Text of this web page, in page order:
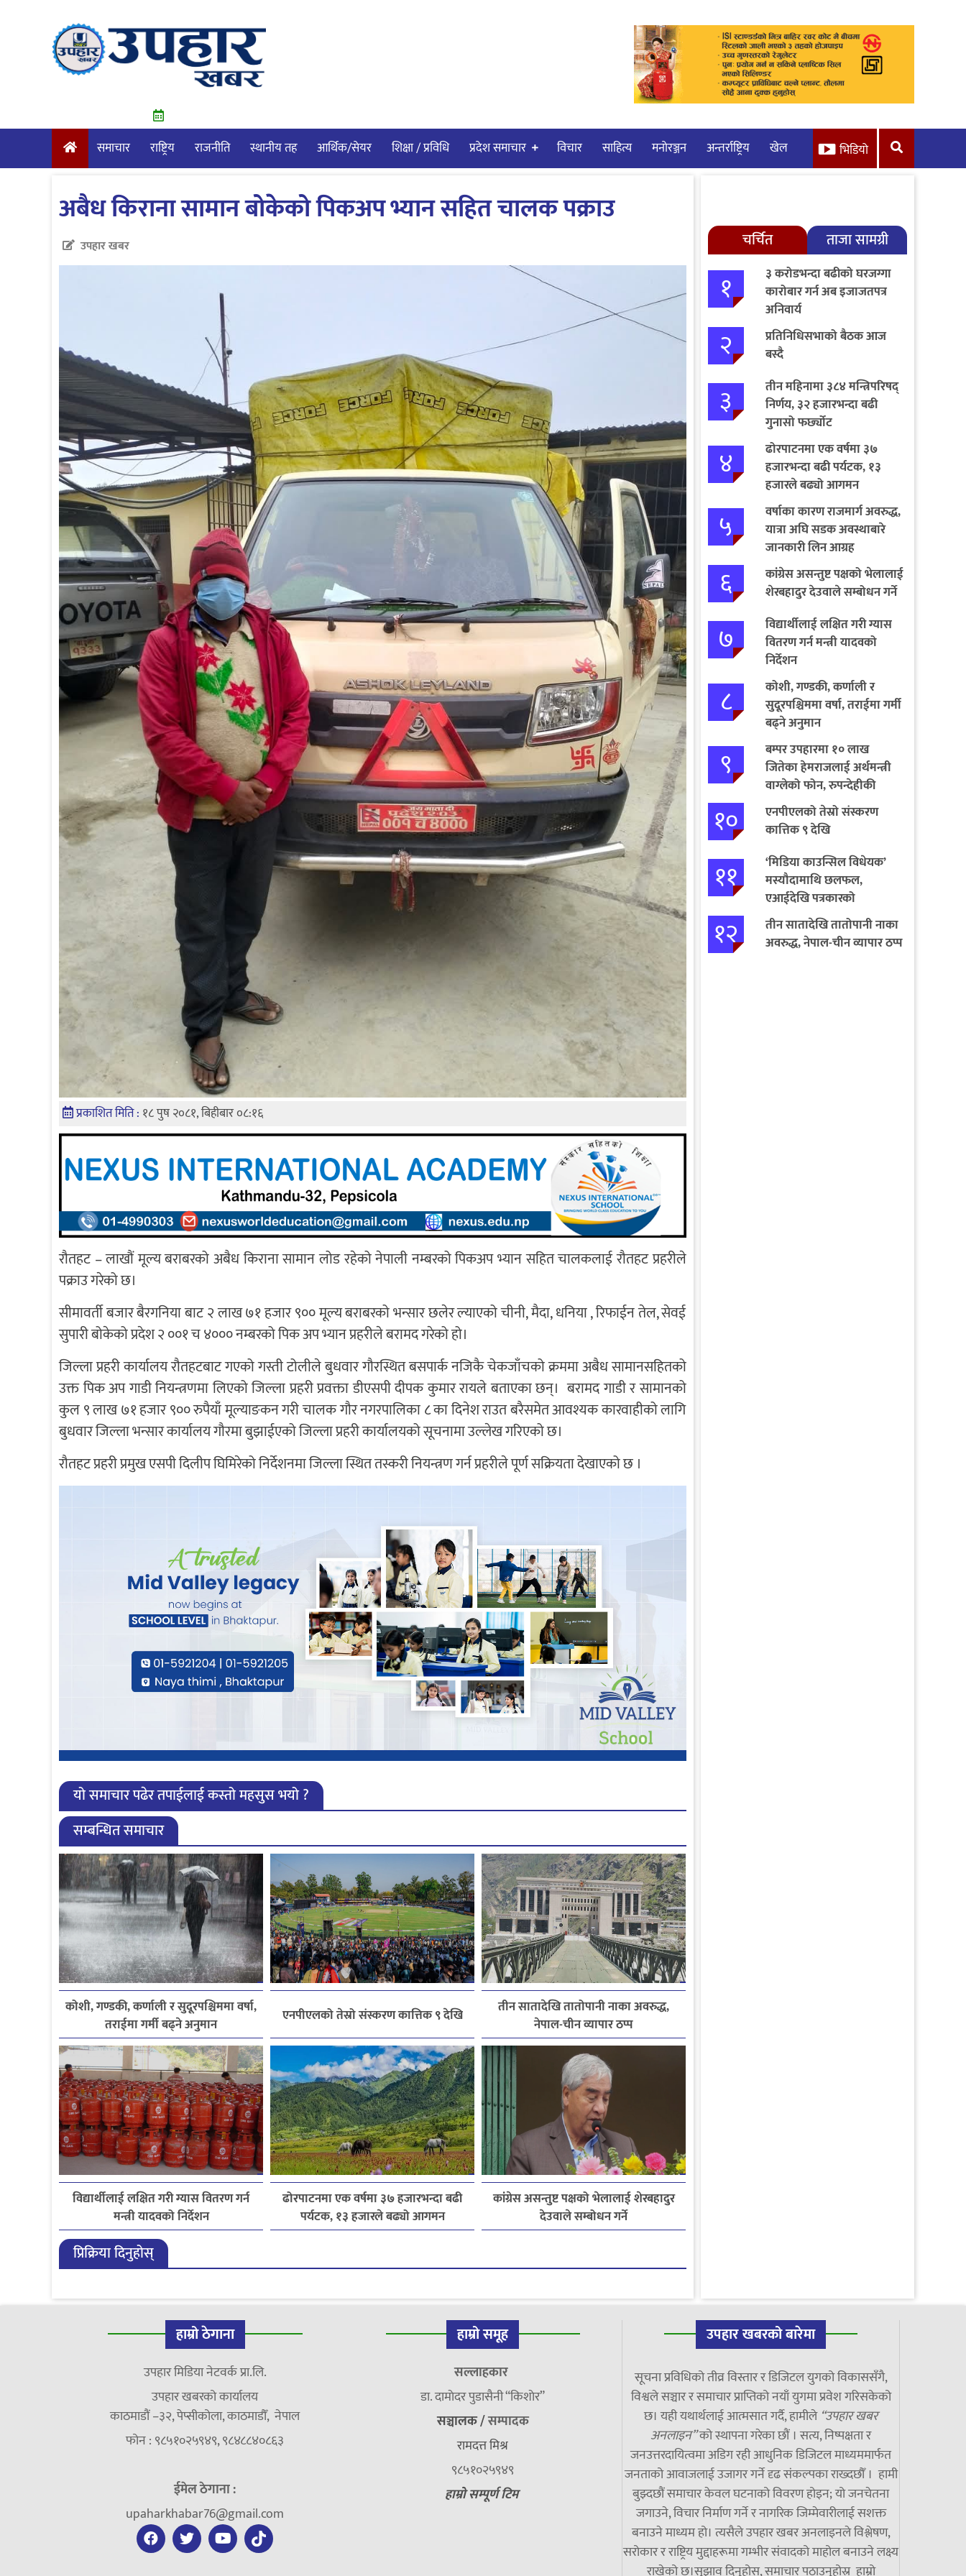
समाचार राष्ट्रिय राजनीति स्थानीय तह आर्थिक/सेयर शिक्षा / प्रविधि प्रदेश समाचार विचार साहित्य मनाेरञ्जन अन्तर्राष्ट्रिय खेल भिडियो
अबैध किराना सामान बोकेको पिकअप भ्यान सहित चालक पक्राउ
उपहार खबर
प्रकाशित मिति : १८ पुष २०८१, बिहीबार ०८:१६
रौतहट – लाखौं मूल्य बराबरको अबैध किराना सामान लोड रहेको नेपाली नम्बरको पिकअप भ्यान सहित चालकलाई रौतहट प्रहरीले
पक्राउ गरेको छ।
सीमावर्ती बजार बैरगनिया बाट २ लाख ७१ हजार ९०० मूल्य बराबरको भन्सार छलेर ल्याएको चीनी, मैदा, धनिया , रिफाईन तेल, सेवई
सुपारी बोकेको प्रदेश २ ००१ च ४००० नम्बरको पिक अप भ्यान प्रहरीले बरामद गरेको हो।
जिल्ला प्रहरी कार्यालय रौतहटबाट गएको गस्ती टोलीले बुधवार गौरस्थित बसपार्क नजिकै चेकजाँचको क्रममा अबैध सामानसहितको
उक्त पिक अप गाडी नियन्त्रणमा लिएको जिल्ला प्रहरी प्रवक्ता डीएसपी दीपक कुमार रायले बताएका छन्। बरामद गाडी र सामानको
कुल ९ लाख ७१ हजार ९०० रुपैयाँ मूल्याङकन गरी चालक गौर नगरपालिका ८ का दिनेश राउत बरैसमेत आवश्यक कारवाहीको लागि
बुधवार जिल्ला भन्सार कार्यालय गौरमा बुझाईएको जिल्ला प्रहरी कार्यालयको सूचनामा उल्लेख गरिएको छ।
रौतहट प्रहरी प्रमुख एसपी दिलीप घिमिरेको निर्देशनमा जिल्ला स्थित तस्करी नियन्त्रण गर्न प्रहरीले पूर्ण सक्रियता देखाएको छ ।
यो समाचार पढेर तपाईलाई कस्तो महसुस भयो ?
सम्बन्धित समाचार
कोशी, गण्डकी, कर्णाली र सुदूरपश्चिममा वर्षा,
तराईमा गर्मी बढ्ने अनुमान
एनपीएलको तेस्रो संस्करण कात्तिक ९ देखि
तीन सातादेखि तातोपानी नाका अवरुद्ध,
नेपाल-चीन व्यापार ठप्प
विद्यार्थीलाई लक्षित गरी ग्यास वितरण गर्न
मन्त्री यादवको निर्देशन
ढोरपाटनमा एक वर्षमा ३७ हजारभन्दा बढी
पर्यटक, १३ हजारले बढ्यो आगमन
कांग्रेस असन्तुष्ट पक्षको भेलालाई शेरबहादुर
देउवाले सम्बोधन गर्ने
प्रिक्रिया दिनुहोस्
चर्चित ताजा सामग्री
१
३ करोडभन्दा बढीको घरजग्गा
कारोबार गर्न अब इजाजतपत्र
अनिवार्य
२
प्रतिनिधिसभाको बैठक आज
बस्दै
३
तीन महिनामा ३८४ मन्त्रिपरिषद्
निर्णय, ३२ हजारभन्दा बढी
गुनासो फर्छ्योट
४
ढोरपाटनमा एक वर्षमा ३७
हजारभन्दा बढी पर्यटक, १३
हजारले बढ्यो आगमन
५
वर्षाका कारण राजमार्ग अवरुद्ध,
यात्रा अघि सडक अवस्थाबारे
जानकारी लिन आग्रह
६
कांग्रेस असन्तुष्ट पक्षको भेलालाई
शेरबहादुर देउवाले सम्बोधन गर्ने
७
विद्यार्थीलाई लक्षित गरी ग्यास
वितरण गर्न मन्त्री यादवको
निर्देशन
८
कोशी, गण्डकी, कर्णाली र
सुदूरपश्चिममा वर्षा, तराईमा गर्मी
बढ्ने अनुमान
९
बम्पर उपहारमा १० लाख
जितेका हेमराजलाई अर्थमन्त्री
वाग्लेको फोन, रुपन्देहीकी
सपनाले जितिन् एक लाख
१०
एनपीएलको तेस्रो संस्करण
कात्तिक ९ देखि
११
‘मिडिया काउन्सिल विधेयक’
मस्यौदामाथि छलफल,
एआईदेखि पत्रकारको
लाइसेन्ससम्मका विषयमा
सुझाव
१२
तीन सातादेखि तातोपानी नाका
अवरुद्ध, नेपाल-चीन व्यापार ठप्प
हाम्रो ठेगाना
उपहार मिडिया नेटवर्क प्रा.लि.
उपहार खबरको कार्यालय
काठमाडौं –३२, पेप्सीकोला, काठमाडौँ, नेपाल
फोन : ९८५१०२५९४९, ९८४८८४०८६३
ईमेल ठेगाना :
upaharkhabar76@gmail.com
हाम्रो समूह
सल्लाहकार
डा. दामाेदर पुडासैनी “किशाेर”
सञ्चालक /सम्पादक
रामदत्त मिश्र
९८५१०२५९४९
हाम्रो सम्पूर्ण टिम
उपहार खबरको बारेमा
सूचना प्रविधिको तीव्र विस्तार र डिजिटल युगको विकाससँगै,
विश्वले सञ्चार र समाचार प्राप्तिको नयाँ युगमा प्रवेश गरिसकेको
छ। यही यथार्थलाई आत्मसात गर्दै, हामीले “उपहार खबर
अनलाइन”को स्थापना गरेका छौं । सत्य, निष्पक्षता र
जनउत्तरदायित्वमा अडिग रही आधुनिक डिजिटल माध्यममार्फत
जनताको आवाजलाई उजागर गर्ने दृढ संकल्पका राख्दछौँ । हामी
बुझ्दछौं समाचार केवल घटनाको विवरण होइन; यो जनचेतना
जगाउने, विचार निर्माण गर्ने र नागरिक जिम्मेवारीलाई सशक्त
बनाउने माध्यम हो। त्यसैले उपहार खबर अनलाइनले विश्लेषण,
सरोकार र राष्ट्रिय मुद्दाहरूमा गम्भीर संवादको माहोल बनाउने लक्ष्य
राखेको छ।सुझाव दिनुहोस्, समाचार पठाउनुहोस्र हाम्रो